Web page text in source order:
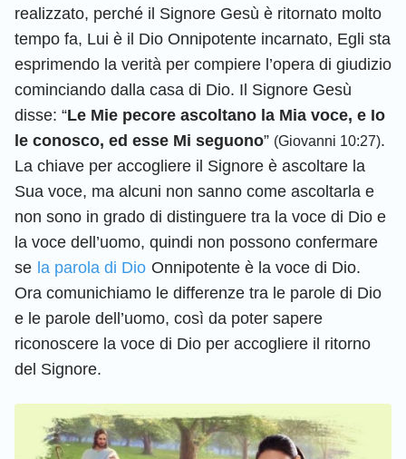
realizzato, perché il Signore Gesù è ritornato molto
tempo fa, Lui è il Dio Onnipotente incarnato, Egli sta
esprimendo la verità per compiere l’opera di giudizio
cominciando dalla casa di Dio. Il Signore Gesù
disse: “Le Mie pecore ascoltano la Mia voce, e Io
le conosco, ed esse Mi seguono” (Giovanni 10:27).
La chiave per accogliere il Signore è ascoltare la
Sua voce, ma alcuni non sanno come ascoltarla e
non sono in grado di distinguere tra la voce di Dio e
la voce dell’uomo, quindi non possono confermare
se la parola di Dio Onnipotente è la voce di Dio.
Ora comunichiamo le differenze tra le parole di Dio
e le parole dell’uomo, così da poter sapere
riconoscere la voce di Dio per accogliere il ritorno
del Signore.